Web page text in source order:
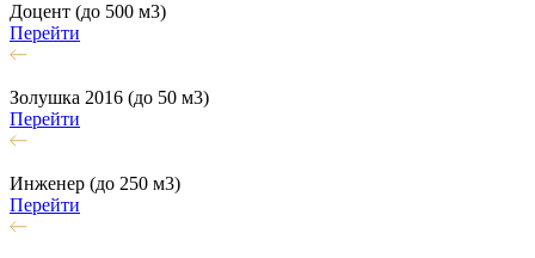
Доцент (до 500 м3)
Перейти
Золушка 2016 (до 50 м3)
Перейти
Инженер (до 250 м3)
Перейти